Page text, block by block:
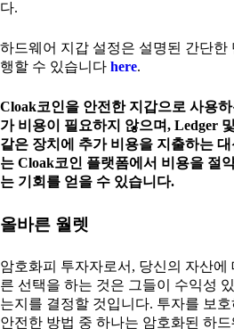
다.
하드웨어 지갑 설정은 설명된 간단한
행할 수 있습니다 here.
Cloak코인을 안전한 지갑으로 사용
가 비용이 필요하지 않으며, Ledger
같은 장치에 추가 비용을 지출하는
는 Cloak코인 플랫폼에서 비용을 절
는 기회를 얻을 수 있습니다.
올바른 월렛
암호화피 투자자로서, 당신의 자산에
른 선택을 하는 것은 그들이 수익성
는지를 결정할 것입니다. 투자를 보
안전한 방법 중 하나는 암호화된 하